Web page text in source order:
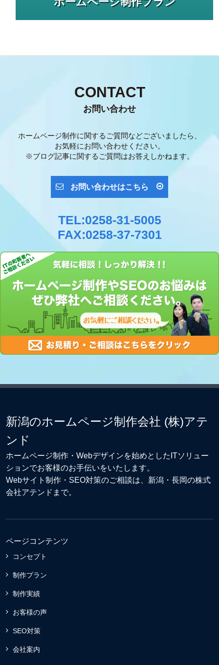
CONTACT
お問い合わせ
ホームページ制作に関するご質問などございましたら、
お気軽にお問い合わせください。
※ブログ記事に関するご質問はお答えしかねます。
お問い合わせはこちら
TEL:0258-31-5005
FAX:0258-37-7301
新潟のホームページ制作会社 (株)アテ
ンド
ホームページ制作・Webデザインを始めとしたITソリュー
ションでお客様のお手伝いをいたします。
Webサイト制作 ・ SEO対策のご相談は、新潟・長岡の株式
会社アテンドまで。
ページコンテンツ
コンセプト
制作プラン
制作実績
お客様の声
SEO対策
会社案内